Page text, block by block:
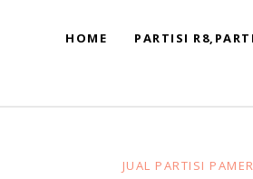
HOME PARTISI
JUAL PARTISI